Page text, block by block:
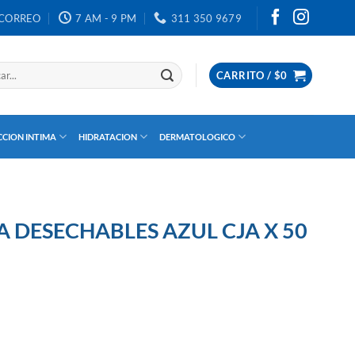
7 AM - 9 PM 311 350 9679
CARRITO / $0
INTIMA HIDRATACION DERMATOLOGICO
AZUL CJA X 50